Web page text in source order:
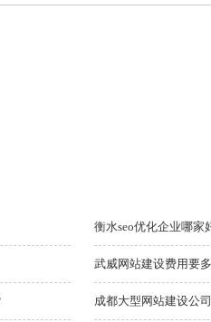
衡水seo优化企业哪家
武威网站建设费用要
成都大型网站建设公